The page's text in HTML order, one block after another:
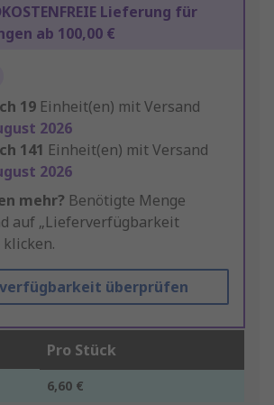
Lieferung für
ab 100,00 €
19 Einheit(en) mit Versand
2026
141 Einheit(en) mit Versand
2026
mehr? Benötigte Menge
auf „Lieferverfügbarkeit
überprüfen
Pro Stück
6,60 €